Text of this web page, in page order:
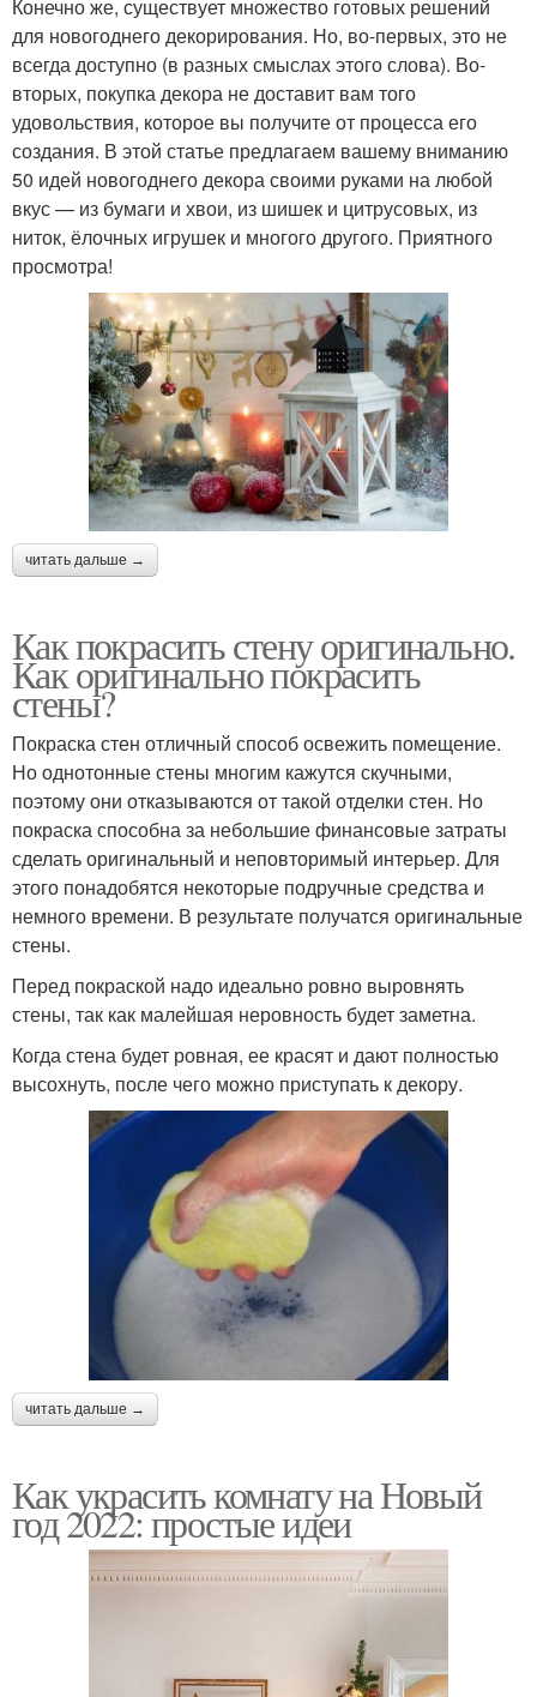
Конечно же, существует множество готовых решений
для новогоднего декорирования. Но, во-первых, это не
всегда доступно (в разных смыслах этого слова). Во-
вторых, покупка декора не доставит вам того
удовольствия, которое вы получите от процесса его
создания. В этой статье предлагаем вашему вниманию
50 идей новогоднего декора своими руками на любой
вкус — из бумаги и хвои, из шишек и цитрусовых, из
ниток, ёлочных игрушек и многого другого. Приятного
просмотра!
читать дальше →
Как покрасить стену оригинально.
Как оригинально покрасить
стены?
Покраска стен отличный способ освежить помещение.
Но однотонные стены многим кажутся скучными,
поэтому они отказываются от такой отделки стен. Но
покраска способна за небольшие финансовые затраты
сделать оригинальный и неповторимый интерьер. Для
этого понадобятся некоторые подручные средства и
немного времени. В результате получатся оригинальные
стены.
Перед покраской надо идеально ровно выровнять
стены, так как малейшая неровность будет заметна.
Когда стена будет ровная, ее красят и дают полностью
высохнуть, после чего можно приступать к декору.
читать дальше →
Как украсить комнату на Новый
год 2022: простые идеи